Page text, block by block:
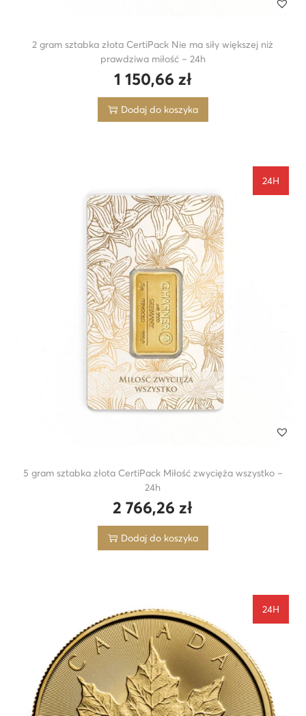
2 gram sztabka złota CertiPack Nie ma siły większej niż
prawdziwa miłość – 24h
1 150,66 zł
Dodaj do koszyka
5 gram sztabka złota CertiPack Miłość zwycięża wszystko –
24h
2 766,26zł
24H
Dodaj do koszyka
24H